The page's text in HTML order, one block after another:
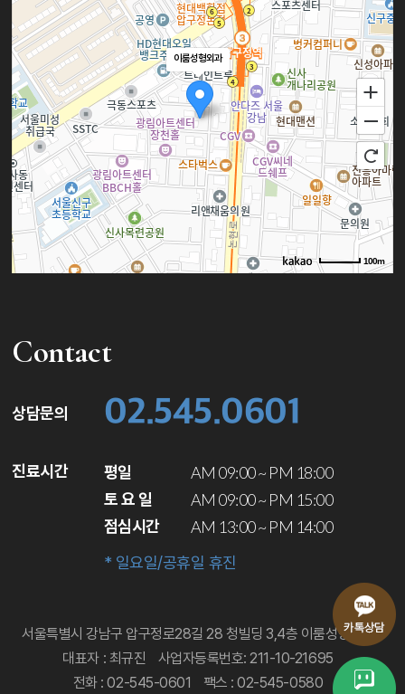
이룸성형외과
100m
Contact
상담문의 02.545.0601
진료시간 평일 AM 09:00 ~ PM 18:00
토 요 일 AM 09:00 ~ PM 15:00
점심시간 AM 13:00 ~ PM 14:00
* 일요일/공휴일 휴진
서울특별시 강남구 압구정로28길 28 청빌딩 3,4층 이룸성형외과
대표자 : 최규진
사업자등록번호: 211-10-21695
전화 : 02-545-0601
팩스 : 02-545-0580